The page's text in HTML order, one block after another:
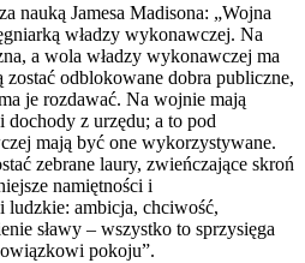
nauką Jamesa Madisona: „Wojna
władzy wykonawczej. Na
a wola władzy wykonawczej ma
odblokowane dobra publiczne,
je rozdawać. Na wojnie mają
dochody z urzędu; a to pod
mają być one wykorzystywane.
zebrane laury, zwieńczające skroń
namiętności i
ludzkie: ambicja, chciwość,
sławy – wszystko to sprzysięga
pokoju”.